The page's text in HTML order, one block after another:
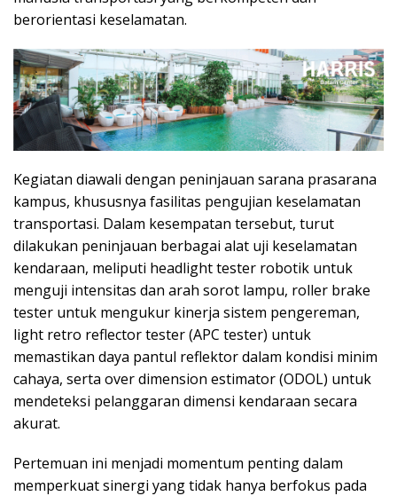
berorientasi keselamatan.
Kegiatan diawali dengan peninjauan sarana prasarana
kampus, khususnya fasilitas pengujian keselamatan
transportasi. Dalam kesempatan tersebut, turut
dilakukan peninjauan berbagai alat uji keselamatan
kendaraan, meliputi headlight tester robotik untuk
menguji intensitas dan arah sorot lampu, roller brake
tester untuk mengukur kinerja sistem pengereman,
light retro reflector tester (APC tester) untuk
memastikan daya pantul reflektor dalam kondisi minim
cahaya, serta over dimension estimator (ODOL) untuk
mendeteksi pelanggaran dimensi kendaraan secara
akurat.
Pertemuan ini menjadi momentum penting dalam
memperkuat sinergi yang tidak hanya berfokus pada